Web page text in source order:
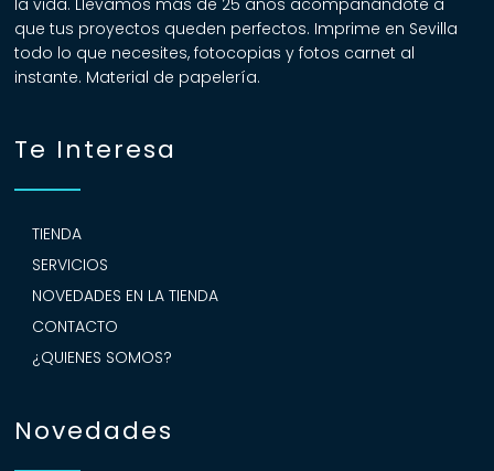
la vida. Llevamos más de 25 años acompañándote a
que tus proyectos queden perfectos. Imprime en Sevilla
todo lo que necesites, fotocopias y fotos carnet al
instante. Material de papelería.
Te Interesa
TIENDA
SERVICIOS
NOVEDADES EN LA TIENDA
CONTACTO
¿QUIENES SOMOS?
Novedades